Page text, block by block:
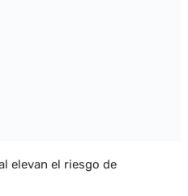
elevan el riesgo de